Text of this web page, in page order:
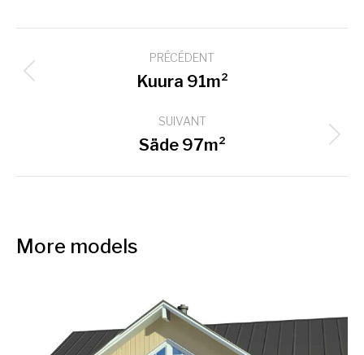
de
commentaire
PRÉCÉDENT
Onglet
Kuura 91m²
SUIVANT
Projets
Säde 97m²
More models